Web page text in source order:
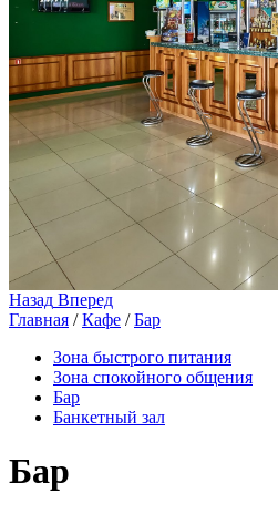
Назад Вперед
Главная /Кафе /Бар
Зона быстрого питания
Зона спокойного общения
Бар
Банкетный зал
Бар